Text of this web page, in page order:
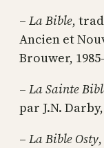
– La Bible,
Ancien et
Brouwer,
– La Sainte
par J.N.
– La Bible Osty